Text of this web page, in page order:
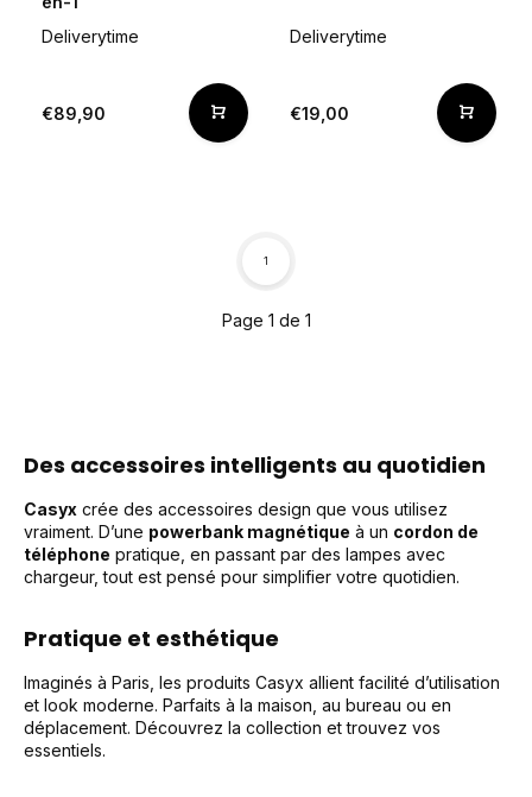
Deliverytime
€89,90
Deliverytime
€19,00
Page 1 de 1
1
Des accessoires intelligents au quotidien
Casyx crée des accessoires design que vous utilisez
vraiment. D’une powerbank magnétique à un cordon de
téléphone pratique, en passant par des lampes avec
chargeur, tout est pensé pour simplifier votre quotidien.
Pratique et esthétique
Imaginés à Paris, les produits Casyx allient facilité d’utilisation
et look moderne. Parfaits à la maison, au bureau ou en
déplacement. Découvrez la collection et trouvez vos
essentiels.